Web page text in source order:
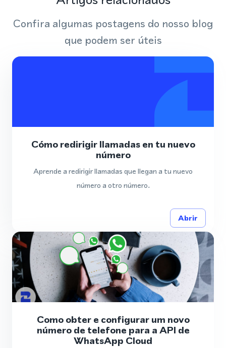
Confira algumas postagens do nosso blog
que podem ser úteis
Cómo redirigir llamadas en tu nuevo
número
Aprende a redirigir llamadas que llegan a tu nuevo
número a otro número.
Abrir
Como obter e configurar um novo
número de telefone para a API de
WhatsApp Cloud